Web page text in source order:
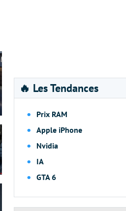
🔥 Les Tendances
Prix RAM
Apple iPhone
Nvidia
IA
GTA 6